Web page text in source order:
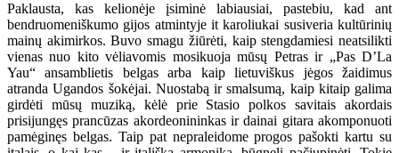
Paklausta, kas kelionėje įsiminė labiausiai, pastebiu, kad ant
bendruomeniškumo gijos atmintyje it karoliukai susiveria kultūrinių
mainų akimirkos. Buvo smagu žiūrėti, kaip stengdamiesi neatsilikti
vienas nuo kito vėliavomis mosikuoja mūsų Petras ir „Pas D’La
Yau“ ansamblietis belgas arba kaip lietuviškus jėgos žaidimus
atranda Ugandos šokėjai. Nuostabą ir smalsumą, kaip kitaip galima
girdėti mūsų muziką, kėlė prie Stasio polkos savitais akordais
prisijungęs prancūzas akordeonininkas ir dainai gitara akomponuoti
pamėginęs belgas. Taip pat nepraleidome progos pašokti kartu su